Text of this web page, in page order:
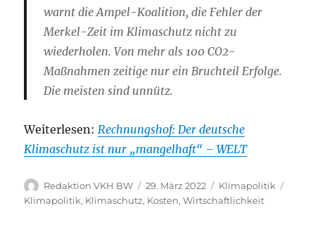
warnt die Ampel-Koalition, die Fehler der
Merkel-Zeit im Klimaschutz nicht zu
wiederholen. Von mehr als 100 CO2-
Maßnahmen zeitige nur ein Bruchteil Erfolge.
Die meisten sind unnütz.
Weiterlesen: Rechnungshof: Der deutsche
Klimaschutz ist nur „mangelhaft“ – WELT
Autor
Redaktion VKH BW
Veröffentlicht
am
29. März 2022 Kategorien
Klimapolitik
Klimapolitik, Klimaschutz, Kosten,Wirtschaftlichkeit